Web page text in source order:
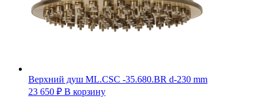
Верхний душ ML.CSC -35.680.BR d-230 mm
23 650 ₽ В корзину